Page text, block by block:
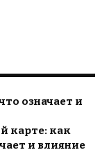
означает и
карте: как
и влияние